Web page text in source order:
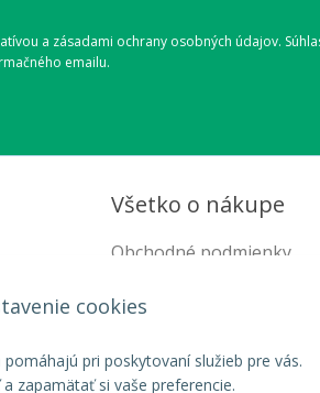
cookies
pri poskytovaní služieb pre vás.
zapamätať si vaše preferencie.
a zásadami ochrany osobných údajov.
emailu.
Všetko o nákupe
Obchodné podmienky